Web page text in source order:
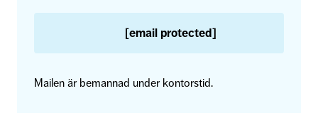
[email protected]
Mailen är bemannad under kontorstid.